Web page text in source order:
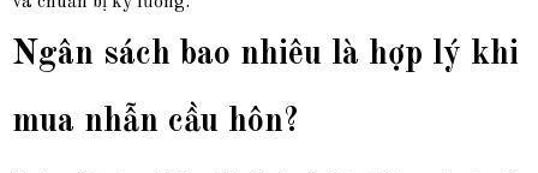
Ngân sách bao nhiêu là hợp lý khi
mua nhẫn cầu hôn?